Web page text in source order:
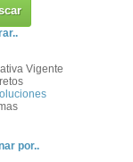
Vigente
por..